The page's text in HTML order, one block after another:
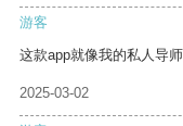
游客
这款app就像我的私人导
2025-03-02